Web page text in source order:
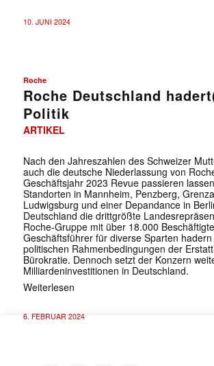
10. JUNI 2024
Roche
Roche Deutschland
Politik
ARTIKEL
Nach den Jahreszahlen des Schweizer
auch die deutsche Niederlassung von
Geschäftsjahr 2023 Revue passieren
Standorten in Mannheim, Penzberg,
Ludwigsburg und einer Depandance in
Deutschland die drittgrößte
Roche-Gruppe mit über 18.000
Geschäftsführer für diverse Sparten
politischen Rahmenbedingungen der
Bürokratie. Dennoch setzt der Konzern
Milliardeninvestitionen in Deutschland.
Weiterlesen
6. FEBRUAR 2024